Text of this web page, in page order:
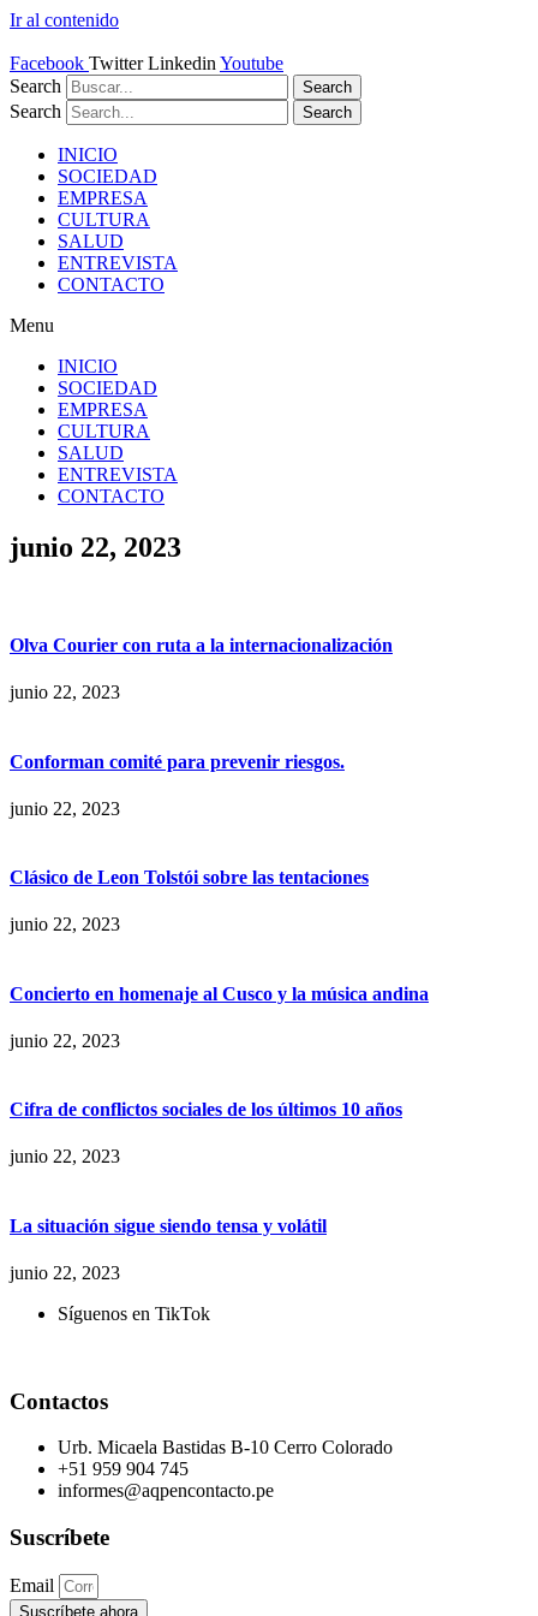
Ir al contenido
Facebook Twitter Linkedin Youtube
Search
Search
Search Search
INICIO
SOCIEDAD
EMPRESA
CULTURA
SALUD
ENTREVISTA
CONTACTO
Menu
INICIO
SOCIEDAD
EMPRESA
CULTURA
SALUD
ENTREVISTA
CONTACTO
junio 22, 2023
Olva Courier con ruta a la internacionalización
junio 22, 2023
Conforman comité para prevenir riesgos.
junio 22, 2023
Clásico de Leon Tolstói sobre las tentaciones
junio 22, 2023
Concierto en homenaje al Cusco y la música andina
junio 22, 2023
Cifra de conflictos sociales de los últimos 10 años
junio 22, 2023
La situación sigue siendo tensa y volátil
junio 22, 2023
Síguenos en TikTok
Contactos
Urb. Micaela Bastidas B-10 Cerro Colorado
+51 959 904 745
informes@aqpencontacto.pe
Suscríbete
Email
Suscríbete ahora